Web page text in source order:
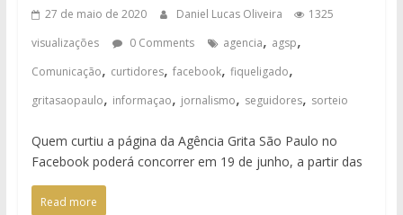
27 de maio de 2020 Daniel Lucas Oliveira
1325
visualizações
0 Comments agencia, agsp,
Comunicação, curtidores, facebook, fiqueligado,
gritasaopaulo, informaçao, jornalismo, seguidores, sorteio
Quem curtiu a página da Agência Grita São Paulo no
Facebook poderá concorrer em 19 de junho, a partir das
Read more